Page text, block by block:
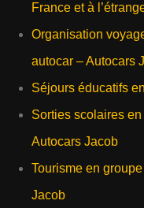
France et à
Organisation
autocar – Autocars
Séjours éducatifs
Sorties scolaires
Autocars Jacob
Tourisme en
Jacob